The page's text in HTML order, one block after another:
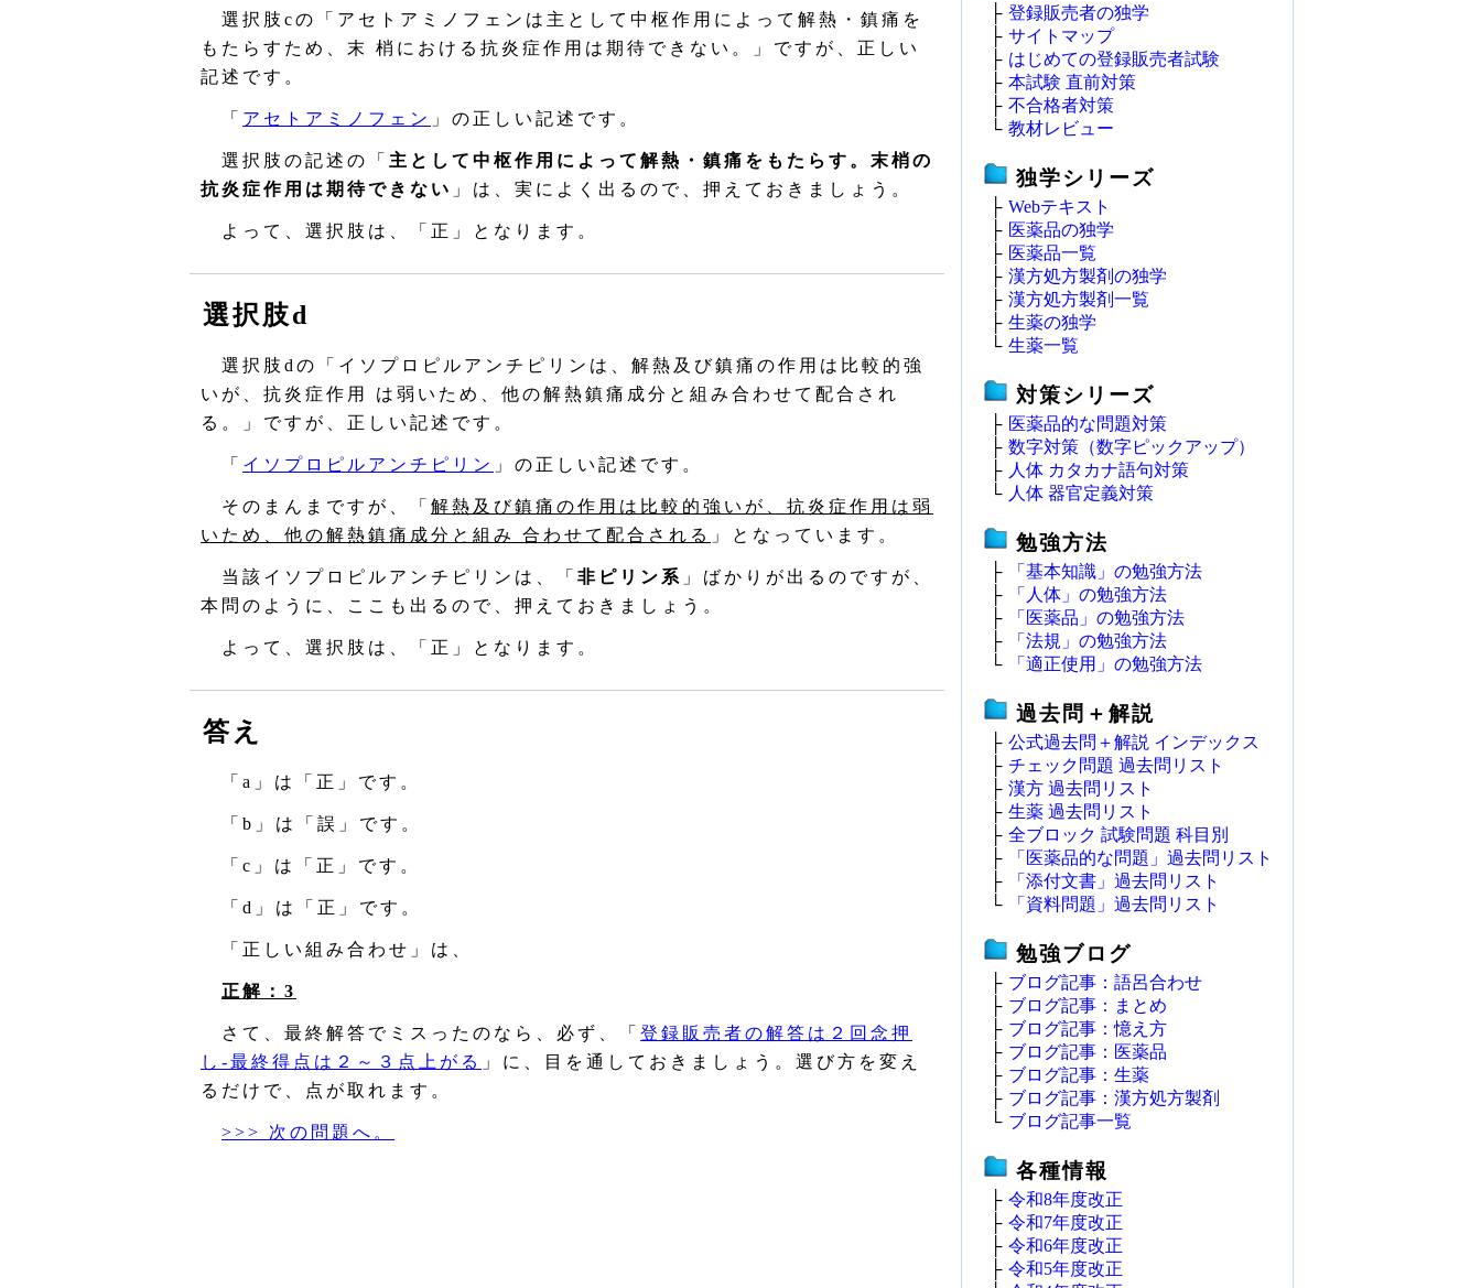
選択肢cの「アセトアミノフェンは主として中枢作用によって解熱・鎮痛を
もたらすため、末 梢における抗炎症作用は期待できない。」ですが、正しい
記述です。
「 アセトアミノフェン 」の正しい記述です。
選択肢の記述の「 主として中枢作用によって解熱・鎮痛をもたらす。末梢の
抗炎症作用は期待できない 」は、実によく出るので、押えておきましょう。
よって、選択肢は、「正」となります。
選択肢d
選択肢dの「イソプロピルアンチピリンは、解熱及び鎮痛の作用は比較的強
いが、抗炎症作用 は弱いため、他の解熱鎮痛成分と組み合わせて配合され
る。」ですが、正しい記述です。
「 イソプロピルアンチピリン 」の正しい記述です。
そのまんまですが、「 解熱及び鎮痛の作用は比較的強いが、抗炎症作用は弱
いため、他の解熱鎮痛成分と組み 合わせて配合される 」となっています。
当該イソプロピルアンチピリンは、「 非ピリン系 」ばかりが出るのですが、
本問のように、ここも出るので、押えておきましょう。
よって、選択肢は、「正」となります。
答え
「a」は「正」です。
「b」は「誤」です。
「c」は「正」です。
「d」は「正」です。
「正しい組み合わせ」は、
正解：3
さて、最終解答でミスったのなら、必ず、「 登録販売者の解答は２回念押
し‐最終得点は２～３点上がる 」に、目を通しておきましょう。選び方を変え
るだけで、点が取れます。
>>> 次の問題へ。
├ 登録販売者の独学
├ サイトマップ
├ はじめての登録販売者試験
├ 本試験 直前対策
├ 不合格者対策
└ 教材レビュー
独学シリーズ
├ Webテキスト
├ 医薬品の独学
├ 医薬品一覧
├ 漢方処方製剤の独学
├ 漢方処方製剤一覧
├ 生薬の独学
└ 生薬一覧
対策シリーズ
├ 医薬品的な問題対策
├ 数字対策（数字ピックアップ）
├ 人体 カタカナ語句対策
└ 人体 器官定義対策
勉強方法
├
「基本知識」の勉強方法
├
「人体」の勉強方法
├
「医薬品」の勉強方法
├
「法規」の勉強方法
└
「適正使用」の勉強方法
過去問＋解説
├ 公式過去問＋解説 インデックス
├ チェック問題 過去問リスト
├ 漢方 過去問リスト
├ 生薬 過去問リスト
├ 全ブロック 試験問題 科目別
├
「医薬品的な問題」過去問リスト
├
「添付文書」過去問リスト
└
「資料問題」過去問リスト
勉強ブログ
├ ブログ記事：語呂合わせ
├ ブログ記事：まとめ
├ ブログ記事：憶え方
├ ブログ記事：医薬品
├ ブログ記事：生薬
├ ブログ記事：漢方処方製剤
└ ブログ記事一覧
各種情報
├ 令和8年度改正
├ 令和7年度改正
├ 令和6年度改正
├ 令和5年度改正